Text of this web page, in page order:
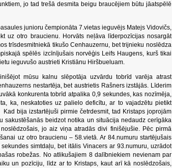
jo tad trešā desmita beigu braucējiem būtu jāatspēlē
junioru čempionāta 7.vietas ieguvējs Matejs Vidovičs,
uz otro braucienu. Horvāts neļāva līderpozīcijas nosargāt
trīsdesmitniekā tikušo Cenhauzernu, bet trijnieku noslēdza
spēlēs izcīnījušais norvēģis Leifs Haugens, kurš tikai
ieguvušo austrieti Kristiānu Hiršbueluam.
mūsu kalnu slēpotāja uzvārdu tobrīd varēja atrast
nestartēja, bet austrietis Rašners izstājās. Līderim
konkurenta tobrīd atpalika 0,9 sekundes, kas nozīmēja,
ka, neskatoties uz palielo deficītu, ar to vajadzētu pietikt
bija izstartējuši pirmie četrdesmit, tad Kristaps joprojām
beidzot notika un situācija nedaudz cerīgāka
jo aiz viņa atradās divi finišējušie. Pēc pirmā
uz otro braucienu – 58.vietā. Ar 84.numuru startējušais
simtdaļu, bet itālis Vinacers ar 93.numuru, uzrādot
robežas. No atlikušajiem 8 dalībniekiem nevienam par
un pozīciju, līdz ar to Kristaps, kaut arī kā noslēdzošais,